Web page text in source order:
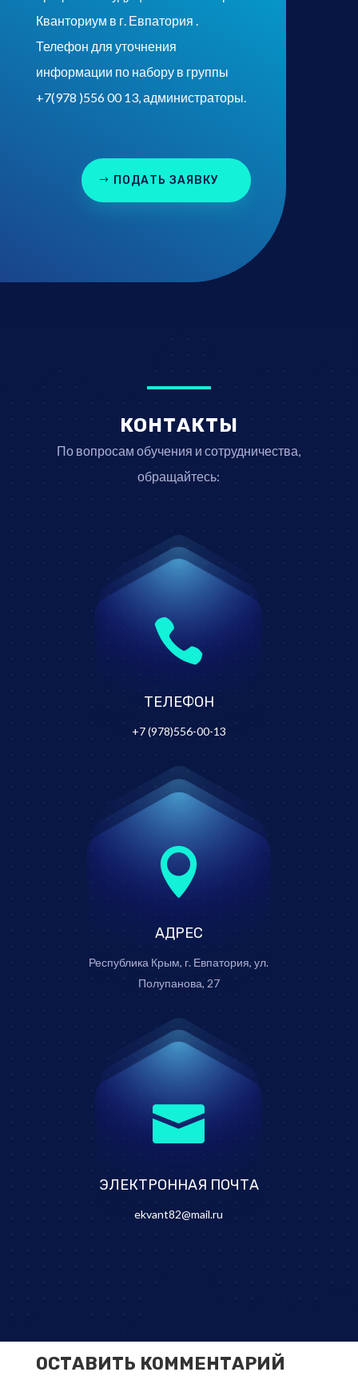
Кванториум в г. Евпатория .
Телефон для уточнения
информации по набору в группы
+7(978 )556 00 13, администраторы.
ПОДАТЬ ЗАЯВКУ
КОНТАКТЫ
По вопросам обучения и сотрудничества,
обращайтесь:

ТЕЛЕФОН
+7 (978)556-00-13

АДРЕС
Республика Крым, г. Евпатория, ул.
Полупанова, 27

ЭЛЕКТРОННАЯ ПОЧТА
ekvant82@mail.ru
ОСТАВИТЬ КОММЕНТАРИЙ